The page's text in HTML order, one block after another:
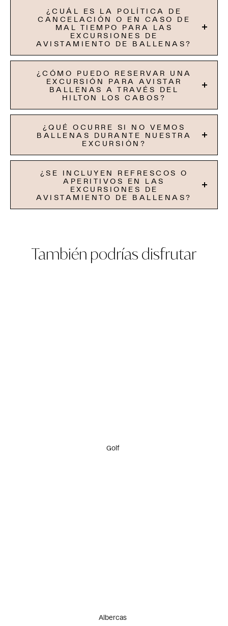
¿CUÁL ES LA POLÍTICA DE
CANCELACIÓN O EN CASO DE
MAL TIEMPO PARA LAS
EXCURSIONES DE
AVISTAMIENTO DE BALLENAS?
¿CÓMO PUEDO RESERVAR UNA
EXCURSIÓN PARA AVISTAR
BALLENAS A TRAVÉS DEL
HILTON LOS CABOS?
¿QUÉ OCURRE SI NO VEMOS
BALLENAS DURANTE NUESTRA
EXCURSIÓN?
¿SE INCLUYEN REFRESCOS O
APERITIVOS EN LAS
EXCURSIONES DE
AVISTAMIENTO DE BALLENAS?
También podrías disfrutar
Golf
Albercas